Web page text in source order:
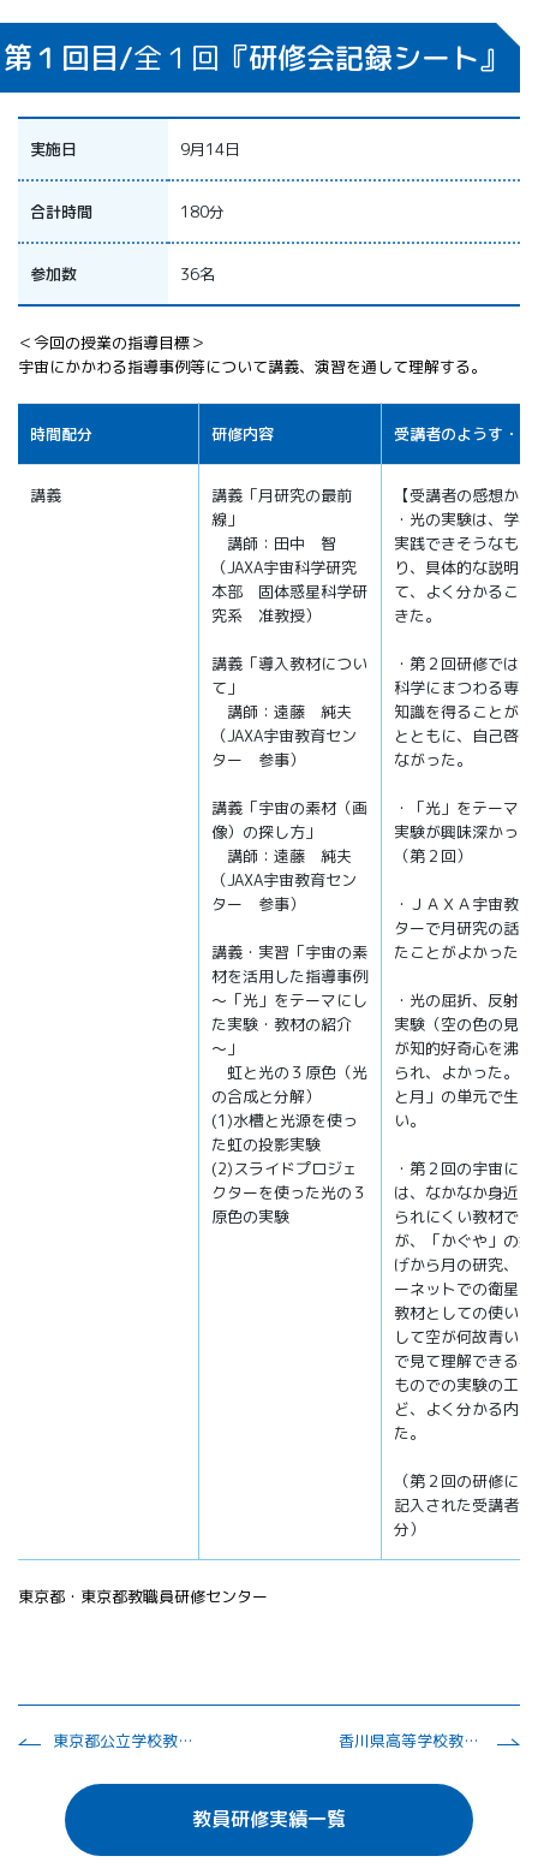
第１回目/全１回 『研修会記録シート』
実施日 9月14日
合計時間 180分
参加数 36名
＜今回の授業の指導目標＞
宇宙にかかわる指導事例等について講義、演習を通して理解する。
時間配分 研修内容 受講者のようす・感
講義
講義「月研究の最前
線」
講師：田中 智
（JAXA宇宙科学研究
本部 固体惑星科学研
究系 准教授）
講義「導入教材につい
て」
講師：遠藤 純夫
（JAXA宇宙教育セン
ター 参事）
講義「宇宙の素材（画
像）の探し方」
講師：遠藤 純夫
（JAXA宇宙教育セン
ター 参事）
講義・実習「宇宙の素
材を活用した指導事例
～「光」をテーマにし
た実験・教材の紹介
～」
虹と光の３原色（光
の合成と分解）
(1)水槽と光源を使っ
た虹の投影実験
(2)スライドプロジェ
クターを使った光の３
原色の実験
【受講者の感想か
・光の実験は、学
実践できそうなも
り、具体的な説明
て、よく分かるこ
きた。
・第２回研修では
科学にまつわる専
知識を得ることが
とともに、自己啓
ながった。
・「光」をテーマ
実験が興味深かっ
（第２回）
・ＪＡＸＡ宇宙教
ターで月研究の話
たことがよかった。
・光の屈折、反射
実験（空の色の見
が知的好奇心を沸
られ、よかった。
と月」の単元で生
い。
・第２回の宇宙に
は、なかなか身近
られにくい教材で
が、「かぐや」の
げから月の研究、
ーネットでの衛星
教材としての使い
して空が何故青い
で見て理解できる
ものでの実験の工
ど、よく分かる内
た。
（第２回の研修に
記入された受講者
分）
東京都・東京都教職員研修センター
東京都公立学校教員１０年経験者研修 香川県高等学校教育研究会生地部会
教員研修実績一覧